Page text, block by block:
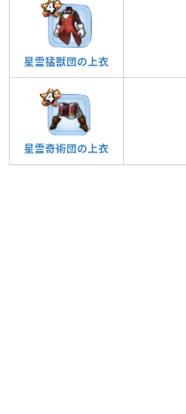
星霊猛獣団の上衣
星霊奇術団の上衣